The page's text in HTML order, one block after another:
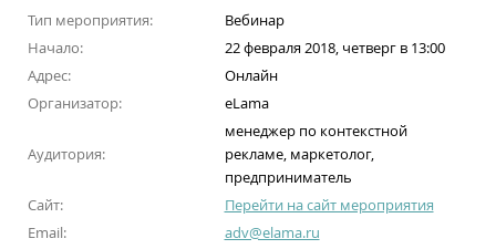
Тип мероприятия:
Вебинар
Начало:
22 февраля 2018, четверг в 13:00
Адрес:
Онлайн
Организатор:
eLama
Аудитория:
менеджер по контекстной
рекламе, маркетолог,
предприниматель
Сайт:
Перейти на сайт мероприятия
Email:
adv@elama.ru